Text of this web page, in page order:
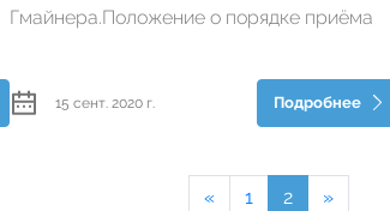
Гмайнера.Положение о порядке приёма
образовательное учреждение «SOS
учебно-воспитательный комплекс
15 сент. 2020 г. Подробнее
« 1 2 »